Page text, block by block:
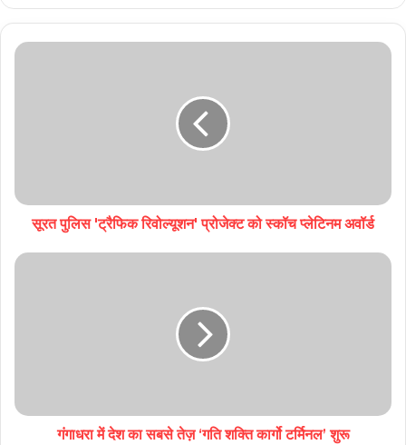
सूरत पुलिस 'ट्रैफिक रिवोल्यूशन' प्रोजेक्ट को स्कॉच प्लेटिनम अवॉर्ड
गंगाधरा में देश का सबसे तेज़ ‘गति शक्ति कार्गो टर्मिनल’ शुरू